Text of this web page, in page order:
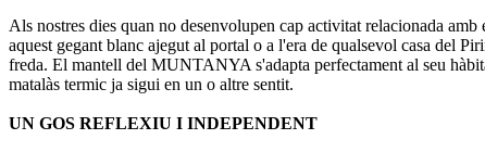
Als nostres dies quan no desenvolupen cap activitat relacionada
aquest gegant blanc ajegut al portal o a l'era de qualsevol casa del
freda. El mantell del MUNTANYA s'adapta perfectament al seu
matalàs termic ja sigui en un o altre sentit.
UN GOS REFLEXIU I INDEPENDENT